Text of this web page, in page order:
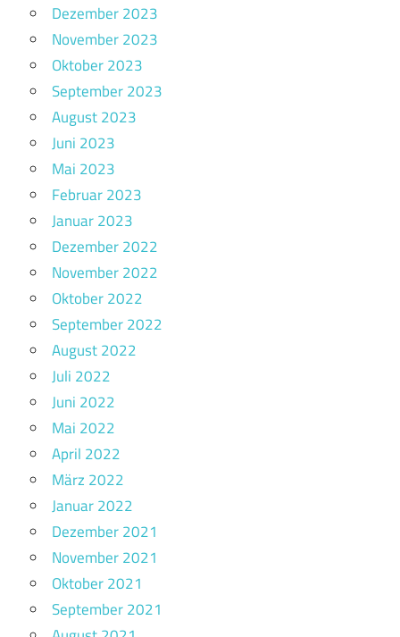
Dezember 2023
November 2023
Oktober 2023
September 2023
August 2023
Juni 2023
Mai 2023
Februar 2023
Januar 2023
Dezember 2022
November 2022
Oktober 2022
September 2022
August 2022
Juli 2022
Juni 2022
Mai 2022
April 2022
März 2022
Januar 2022
Dezember 2021
November 2021
Oktober 2021
September 2021